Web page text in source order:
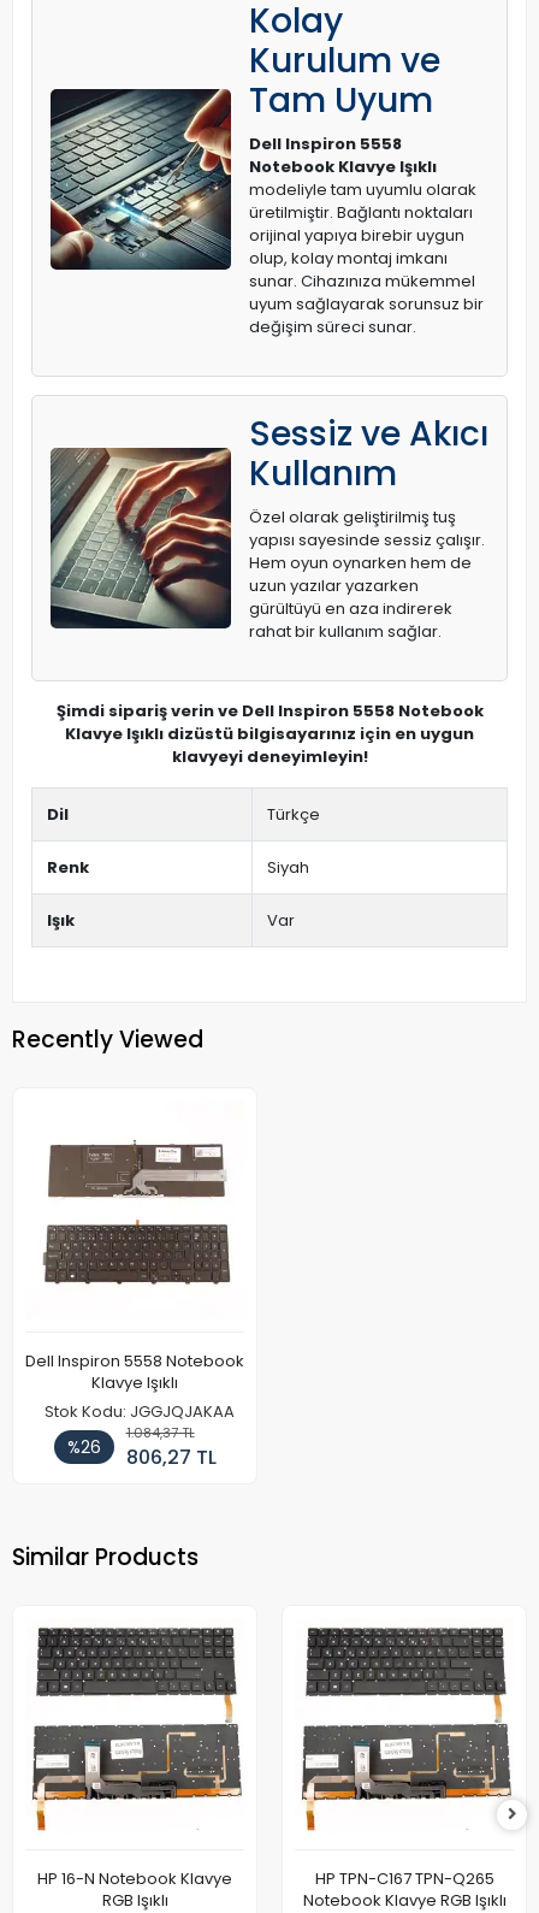
Kolay
Kurulum ve
Tam Uyum
Dell Inspiron 5558
Notebook Klavye Işıklı
modeliyle tam uyumlu olarak
üretilmiştir. Bağlantı noktaları
orijinal yapıya birebir uygun
olup, kolay montaj imkanı
sunar. Cihazınıza mükemmel
uyum sağlayarak sorunsuz bir
değişim süreci sunar.
Sessiz ve Akıcı
Kullanım
Özel olarak geliştirilmiş tuş
yapısı sayesinde sessiz çalışır.
Hem oyun oynarken hem de
uzun yazılar yazarken
gürültüyü en aza indirerek
rahat bir kullanım sağlar.
Şimdi sipariş verin ve Dell Inspiron 5558 Notebook
Klavye Işıklı dizüstü bilgisayarınız için en uygun
klavyeyi deneyimleyin!
Dil Türkçe
Renk Siyah
Işık Var
Recently Viewed
Dell Inspiron 5558 Notebook
Klavye Işıklı
Stok Kodu: JGGJQJAKAA
%26
1.084,37 TL
806,27 TL
Similar Products
HP 16-N Notebook Klavye
RGB Işıklı
HP TPN-C167 TPN-Q265
Notebook Klavye RGB Işıklı